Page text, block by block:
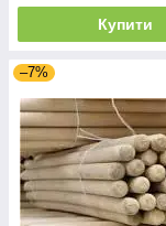
Купити
–7%